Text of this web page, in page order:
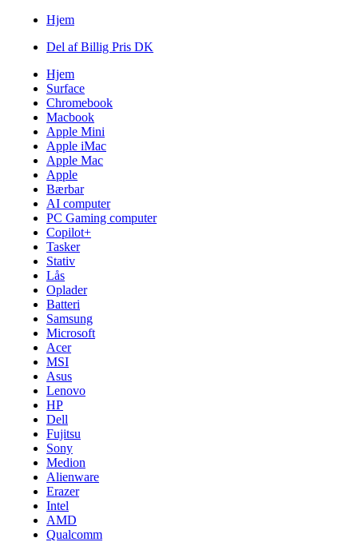
Hjem
Del af Billig Pris DK
Hjem
Surface
Chromebook
Macbook
Apple Mini
Apple iMac
Apple Mac
Apple
Bærbar
AI computer
PC Gaming computer
Copilot+
Tasker
Stativ
Lås
Oplader
Batteri
Samsung
Microsoft
Acer
MSI
Asus
Lenovo
HP
Dell
Fujitsu
Sony
Medion
Alienware
Erazer
Intel
AMD
Qualcomm